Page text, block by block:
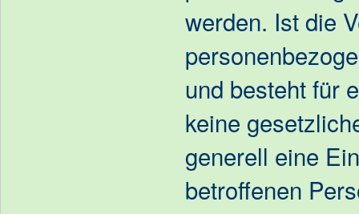
werden. Ist die
und besteht für
keine
generell eine
betroffenen